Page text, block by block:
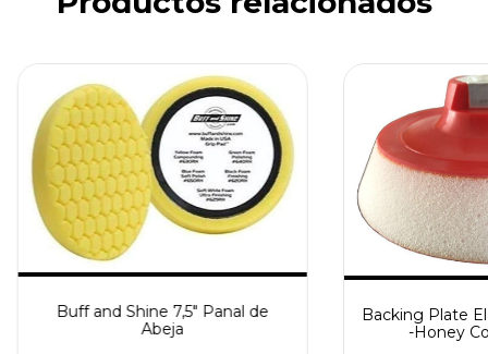
Buff and Shine 7,5" Panal de
Abeja
Backing Plate
-Honey